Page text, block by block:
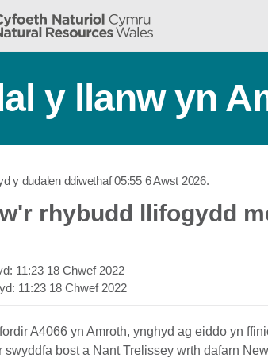
y llanw yn
y dudalen ddiwethaf05:55 6 Awst 2026.
rhybudd llifogydd
11:23 18 Chwef 2022
11:23 18 Chwef 2022
A4066 yn Amroth, ynghyd ag eiddo yn
swyddfa bost a Nant Trelissey wrth dafarn